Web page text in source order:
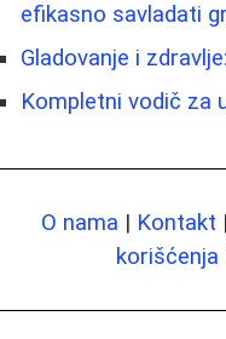
efikasno savladati
Gladovanje i
Kompletni vodič za
O nama | Kontakt |
korišćenja